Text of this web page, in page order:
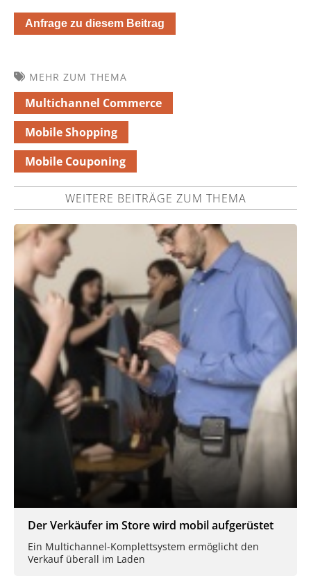
Anfrage zu diesem Beitrag
MEHR ZUM THEMA
Multichannel Commerce
Mobile Shopping
Mobile Couponing
WEITERE BEITRÄGE ZUM THEMA
Der Verkäufer im Store wird mobil aufgerüstet
Ein Multichannel-Komplettsystem ermöglicht den
Verkauf überall im Laden